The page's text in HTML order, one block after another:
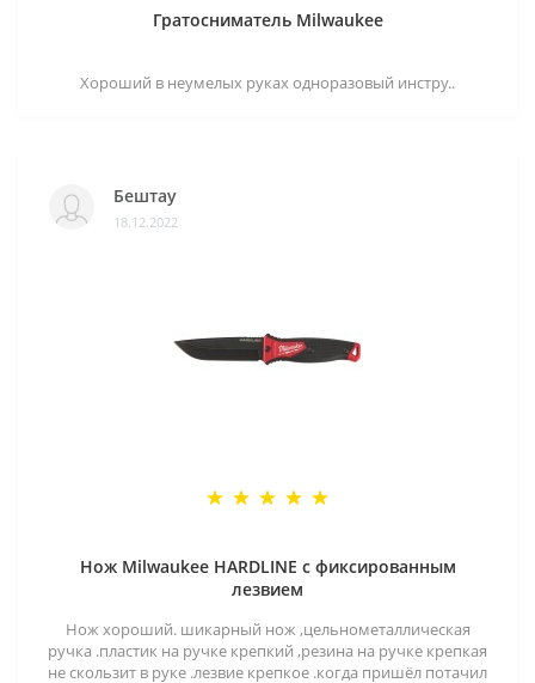
Гратосниматель Milwaukee
Хороший в неумелых руках одноразовый инстру..
Бештау
18.12.2022
Нож Milwaukee HARDLINE с фиксированным
лезвием
Нож хороший. шикарный нож ,цельнометаллическая
ручка .пластик на ручке крепкий ,резина на ручке крепкая
не скользит в руке .лезвие крепкое .когда пришёл потачил